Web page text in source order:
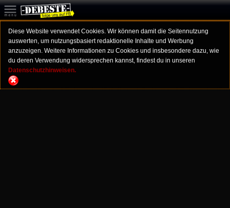
Diese Website verwendet Cookies. Wir können damit die Seitennutzung
auswerten, um nutzungsbasiert redaktionelle Inhalte und Werbung
anzuzeigen. Weitere Informationen zu Cookies und insbesondere dazu, wie
du deren Verwendung widersprechen kannst, findest du in unseren
Datenschutzhinweisen.